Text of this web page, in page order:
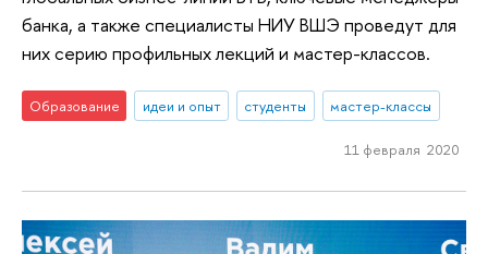
банка, а также специалисты НИУ ВШЭ проведут для
них серию профильных лекций и мастер-классов.
Образование идеи и опыт студенты мастер-классы
11 февраля 2020